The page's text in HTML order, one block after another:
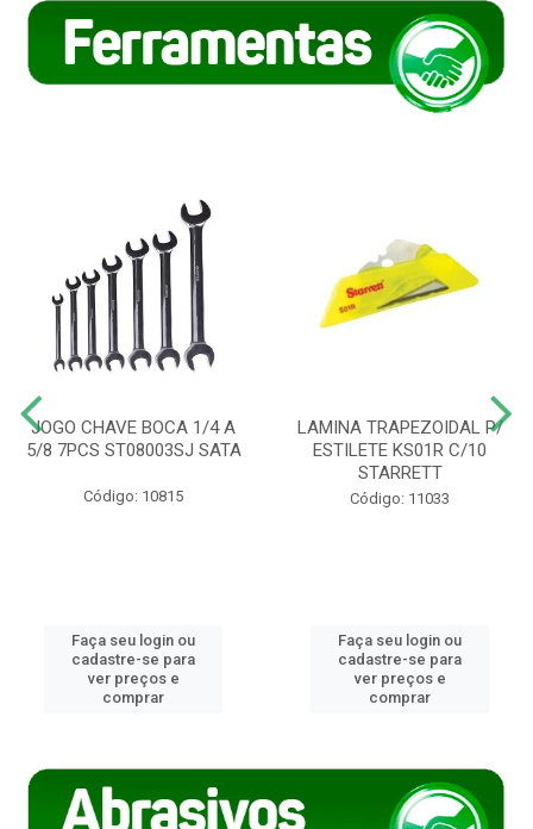
JOGO CHAVE BOCA 1/4 A
5/8 7PCS ST08003SJ SATA
Código: 10815
Faça seu login ou
cadastre-se para
ver preços e
comprar
LAMINA TRAPEZOIDAL P/
ESTILETE KS01R C/10
STARRETT
Código: 11033
Faça seu login ou
cadastre-se para
ver preços e
comprar